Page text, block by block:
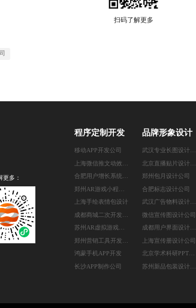
扫码了解更多
更多：
程序定制开发
移动APP开发公司
合肥用户增长系统开发
上海手绘表情包设计
苏州AR虚拟游戏定制
鸿蒙手机APP开发
长沙APP制作公司
品牌形象设计
郑州包月设计公司
合肥标志设计公司
武汉广告物料设计公司
微信宣传图设计公司
成都用户界面设计公司
上海宣传册设计公司
北京学术科研PPT设计